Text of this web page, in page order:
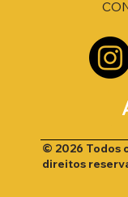
© 2026 Todos
direitos